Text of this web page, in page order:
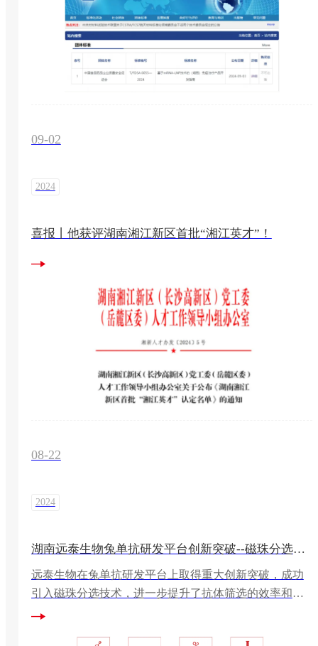
09-02
2024
喜报丨他获评湖南湘江新区首批“湘江英才”！
08-22
2024
湖南远泰生物兔单抗研发平台创新突破--磁珠分选技术引领未来
远泰生物在兔单抗研发平台上取得重大创新突破，成功
引入磁珠分选技术，进一步提升了抗体筛选的效率和精
准度。